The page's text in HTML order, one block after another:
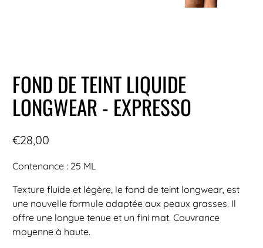
FOND DE TEINT LIQUIDE
LONGWEAR - EXPRESSO
€28,00
Contenance : 25 ML
Texture fluide et légère, le fond de teint longwear, est
une nouvelle formule adaptée aux peaux grasses. Il
offre une longue tenue et un fini mat. Couvrance
moyenne à haute.